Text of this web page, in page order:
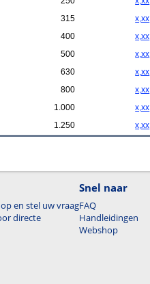
315
x,xx
400
x,xx
500
x,xx
630
x,xx
800
x,xx
1.000
x,xx
1.250
x,xx
en stel uw vraag
directe
Snel naar
FAQ
Handleidingen
Webshop